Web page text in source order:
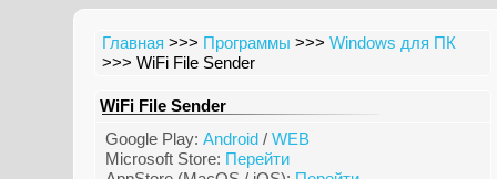
Главная >>> Программы >>>Windows для ПК
>>> WiFi File Sender
WiFi File Sender
Google Play:Android /WEB
Microsoft Store: Перейти